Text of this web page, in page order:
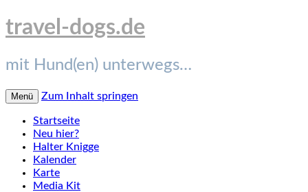
travel-dogs.de
mit Hund(en) unterwegs…
Menü Zum Inhalt springen
Startseite
Neu hier?
Halter Knigge
Kalender
Karte
Media Kit